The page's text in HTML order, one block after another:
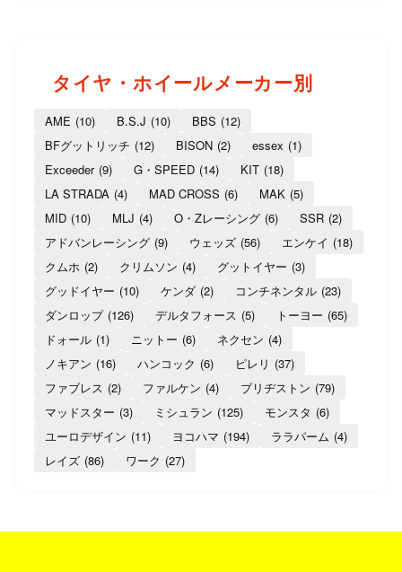
タイヤ・ホイールメーカー別
AME (10) B.S.J (10) BBS (12)
BFグットリッチ (12) BISON (2) essex (1)
Exceeder (9) G・SPEED (14) KIT (18)
LA STRADA (4) MAD CROSS (6) MAK (5)
MID (10) MLJ (4) O・Zレーシング (6) SSR (2)
アドバンレーシング (9) ウェッズ (56) エンケイ (18)
クムホ (2) クリムソン (4) グットイヤー (3)
グッドイヤー (10) ケンダ (2) コンチネンタル (23)
ダンロップ (126) デルタフォース (5) トーヨー (65)
ドォール (1) ニットー (6) ネクセン (4)
ノキアン (16) ハンコック (6) ピレリ (37)
ファブレス (2) ファルケン (4) ブリヂストン (79)
マッドスター (3) ミシュラン (125) モンスタ (6)
ユーロデザイン (11) ヨコハマ (194) ララパーム (4)
レイズ (86) ワーク (27)